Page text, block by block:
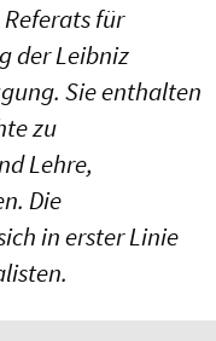
für
der Leibniz
Sie enthalten
zu
Lehre,
Die
in erster Linie